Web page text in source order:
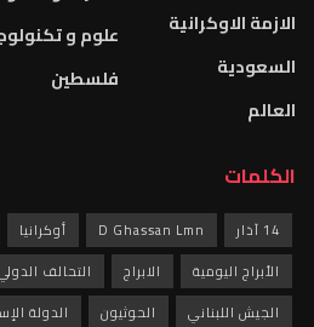
الازمة الاوكرانية
السعودية
العالم
علوم و
فلسطين
الكلمات
14 آذار D Ghassan Lmn أوكرانيا
الأبراج اليومية
الابراج التحالف
الجيش اللبناني
الحوثيون الدولة